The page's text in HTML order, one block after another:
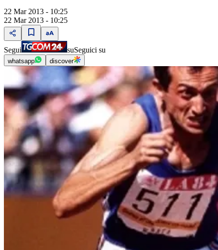
22 Mar 2013 - 10:25
22 Mar 2013 - 10:25
Segui suSeguici su
whatsapp discover